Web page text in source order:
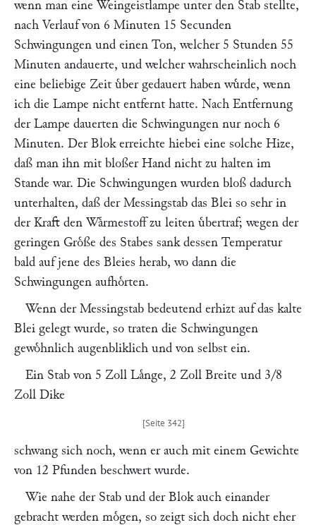
wenn man eine Weingeistlampe unter den Stab stellte,
nach Verlauf von 6 Minuten 15 Secunden
Schwingungen und einen Ton, welcher 5 Stunden 55
Minuten andauerte, und welcher wahrscheinlich noch
eine beliebige Zeit uͤber gedauert haben wuͤrde, wenn
ich die Lampe nicht entfernt hatte. Nach Entfernung
der Lampe dauerten die Schwingungen nur noch 6
Minuten. Der Blok erreichte hiebei eine solche Hize,
daß man ihn mit bloßer Hand nicht zu halten im
Stande war. Die Schwingungen wurden bloß dadurch
unterhalten, daß der Messingstab das Blei so sehr in
der Kraft den Waͤrmestoff zu leiten uͤbertraf; wegen der
geringen Groͤße des Stabes sank dessen Temperatur
bald auf jene des Bleies herab, wo dann die
Schwingungen aufhoͤrten.
Wenn der Messingstab bedeutend erhizt auf das kalte
Blei gelegt wurde, so traten die Schwingungen
gewoͤhnlich augenbliklich und von selbst ein.
Ein Stab von 5 Zoll Laͤnge, 2 Zoll Breite und 3/8
Zoll Dike
schwang sich noch, wenn er auch mit einem Gewichte
von 12 Pfunden beschwert wurde.
Wie nahe der Stab und der Blok auch einander
gebracht werden moͤgen, so zeigt sich doch nicht eher